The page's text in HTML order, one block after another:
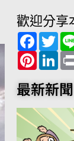
歡迎分享
F
a
c
e
b
o
o
T
w
i
t
t
e
r
P
i
n
t
e
e
s
t
L
i
n
k
e
I
n
最新新聞